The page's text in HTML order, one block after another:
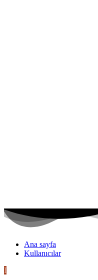
Ana sayfa
Kullanıcılar
I